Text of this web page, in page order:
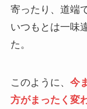
寄ったり、道端
いつもとは一味
た。
このように、 今
方がまったく変